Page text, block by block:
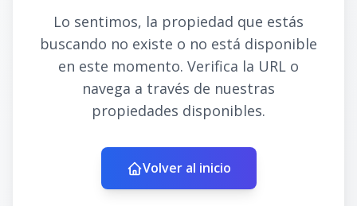
Lo sentimos, la propiedad que estás
buscando no existe o no está disponible
en este momento. Verifica la URL o
navega a través de nuestras
propiedades disponibles.
Volver al inicio